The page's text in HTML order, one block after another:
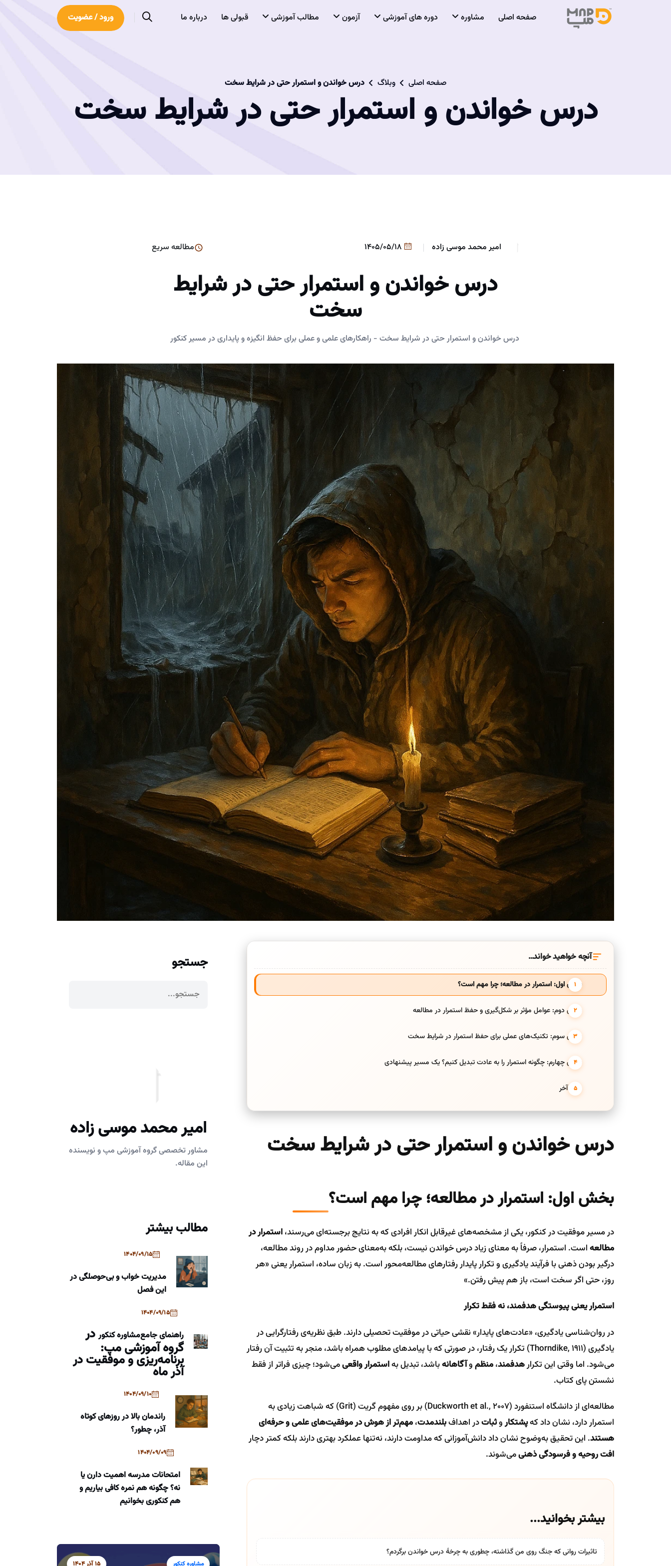
صفحه اصلی مشاوره دوره های آموزشی آزمون مطالب آموزشی قبولی ها درباره ما ورود / عضویت
صفحه اصلی وبلاگ درس خواندن و استمرار حتی در شرایط سخت
درس خواندن و استمرار حتی در شرایط سخت
امیر محمد موسی زاده مطالعه سریع
درس خواندن و استمرار حتی در شرایط
سخت
درس خواندن و استمرار حتی در شرایط سخت - راهکارهای علمی و عملی برای حفظ انگیزه و پایداری در مسیر کنکور
آنچه خواهید خواند…
بخش اول: استمرار در مطالعه؛ چرا مهم است؟
بخش دوم: عوامل مؤثر بر شکل‌گیری و حفظ استمرار در مطالعه
بخش سوم: تکنیک‌های عملی برای حفظ استمرار در شرایط سخت
بخش چهارم: چگونه استمرار را به عادت تبدیل کنیم؟ یک مسیر پیشنهادی
حرف آخر
درس خواندن و استمرار حتی در شرایط سخت
بخش اول: استمرار در مطالعه؛ چرا مهم است؟
در مسیر موفقیت در کنکور، یکی از مشخصه‌های غیرقابل انکار افرادی که به نتایج برجسته‌ای می‌رسند،استمرار در
مطالعهاست. استمرار، صرفاً به معنای زیاد درس خواندن نیست، بلکه به‌معنای حضور مداوم در روند مطالعه،
درگیر بودن ذهنی با فرآیند یادگیری و تکرار پایدار رفتارهای مطالعه‌محور است. به زبان ساده، استمرار یعنی «هر
روز، حتی اگر سخت است، باز هم پیش رفتن.»
استمرار یعنی پیوستگی هدفمند، نه فقط تکرار
در روان‌شناسی یادگیری، «عادت‌های پایدار» نقشی حیاتی در موفقیت تحصیلی دارند. طبق نظریه‌ی رفتارگرایی در
یادگیری (Thorndike, 1911) تکرار یک رفتار، در صورتی که با پیامدهای مطلوب همراه باشد، منجر به تثبیت آن رفتار
می‌شود. اما وقتی این تکرارهدفمند،منظموآگاهانهباشد، تبدیل بهاستمرار واقعیمی‌شود؛ چیزی فراتر از فقط
نشستن پای کتاب.
مطالعه‌ای از دانشگاه استنفورد (Duckworth et al., 2007) بر روی مفهوم گریت (Grit) که شباهت زیادی به
استمرار دارد، نشان داد کهپشتکاروثباتدر اهدافبلندمدت،مهم‌تر از هوش در موفقیت‌های علمی و حرفه‌ای
هستند. این تحقیق به‌وضوح نشان داد دانش‌آموزانی که مداومت دارند، نه‌تنها عملکرد بهتری دارند بلکه کمتر دچار
افت روحیه و فرسودگی ذهنیمی‌شوند.
بیشتر بخوانید...
تاثیرات روانی که جنگ روی من گذاشته، چطوری به چرخۀ درس خواندن برگردم؟
جستجو
امیر محمد موسی زاده
مشاور تخصصی گروه آموزشی مپ و نویسنده
این مقاله.
مطالب بیشتر
1404/09/15
مدیریت خواب و بی‌حوصلگی در
این فصل
1404/09/15
راهنمای جامعمشاوره کنکوردر
گروه آموزشی مپ:
برنامه‌ریزی و موفقیت در
آذر ماه
1404/09/10
راندمان بالا در روزهای کوتاه
آذر، چطور؟
1404/09/09
امتحانات مدرسه اهمیت دارن یا
نه؟ چگونه هم نمره کافی بیاریم و
هم کنکوری بخوانیم
مشاوره کنکور 15 آذر 1404